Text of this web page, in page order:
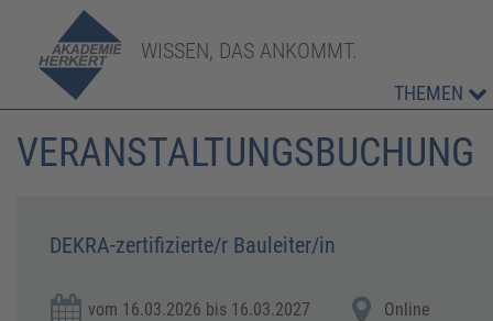
WISSEN, DAS ANKOMMT.
THEMEN
VERANSTALTUNGSBUCHUNG
DEKRA-zertifizierte/r Bauleiter/in
vom 16.03.2026 bis 16.03.2027 Online